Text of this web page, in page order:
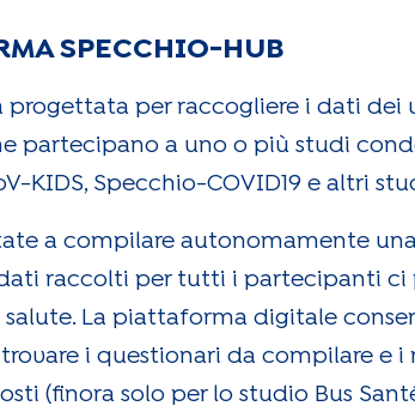
SPECCHIO-HUB
per raccogliere i dati dei
partecipano a uno o più studi
KIDS, Specchio-COVID19 e altri
a compilare autonomamente
dati raccolti per tutti i partecipanti
La piattaforma digitale
i questionari da compilare e i
(finora solo per lo studio Bus